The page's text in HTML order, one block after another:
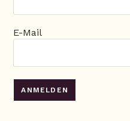
E-Mail